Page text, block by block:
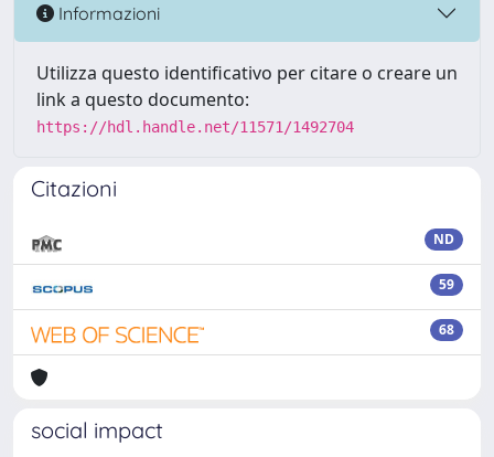
Informazioni
Utilizza questo identificativo per citare o creare un
link a questo documento:
https://hdl.handle.net/11571/1492704
Citazioni
ND
59
68
social impact